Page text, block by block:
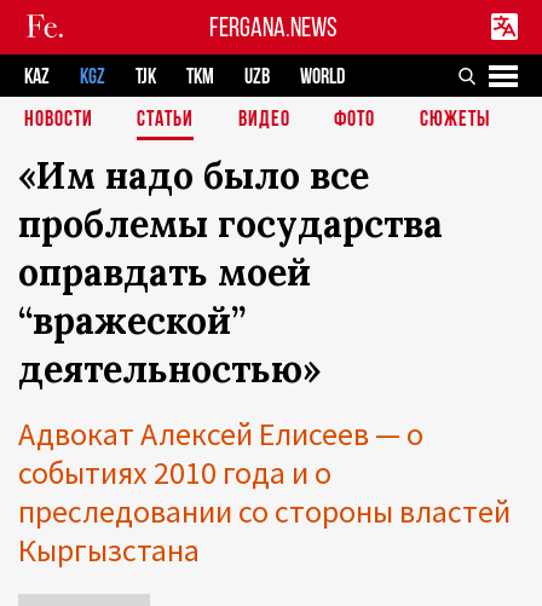
FERGANA.NEWS
KAZ KGZ TJK TKM UZB
WORLD
НОВОСТИ
СТАТЬИ ВИДЕО ФОТО СЮЖЕТЫ
«Им надо было все
проблемы государства
оправдать моей
“вражеской”
деятельностью»
Адвокат Алексей Елисеев — о
событиях 2010 года и о
преследовании со стороны властей
Кыргызстана